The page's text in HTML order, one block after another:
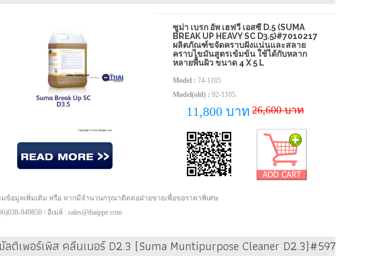
ซูม่า เบรก อัพ เฮฟวี่ เอสซี D.5 (SUMA
BREAK UP HEAVY SC D3.5)#7010217
ผลิตภัณฑ์ขจัดคราบฝังแน่นและสลาย
คราบไขมันสูตรเข้มข้น ใช้ได้กับหลาก
หลายพื้นผิว ขนาด 4 X 5 L
Model : 74-1105
Model(old) : 92-1105.
11,800 บาท 26,600 บาท
ข้อมูลเพิ่มเติม หรือ หากมีจำนวนกรุณาติดต่อฝ่ายขายเพื่อขอราคาพิเศษ
949850 / อีเมล์ : sales@thaippe.com
ทำความสะอาดห้องครัว รวมถึงพื้นผิวแข็งทั่วไปในร้านอาหาร ขนาด 2 x 1.4 L
ลติเพอร์เพิส คลีนเนอร์ D2.3 (Suma Muntipurpose Cleaner D2.3)#5971391